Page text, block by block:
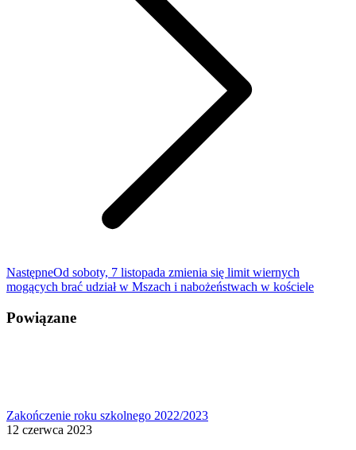
NastępneNastępny
wpis:
Od soboty, 7 listopada zmienia się limit wiernych
mogących brać udział w Mszach i nabożeństwach w kościele
Powiązane
Zakończenie roku szkolnego 2022/2023
12 czerwca 2023